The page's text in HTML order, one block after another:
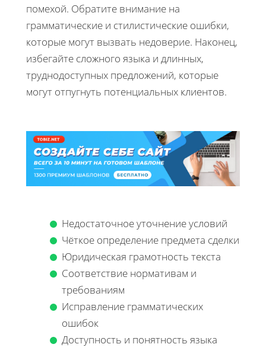
помехой. Обратите внимание на
грамматические и стилистические ошибки,
которые могут вызвать недоверие. Наконец,
избегайте сложного языка и длинных,
труднодоступных предложений, которые
могут отпугнуть потенциальных клиентов.
Недостаточное уточнение условий
Чёткое определение предмета сделки
Юридическая грамотность текста
Соответствие нормативам и
требованиям
Исправление грамматических
ошибок
Доступность и понятность языка